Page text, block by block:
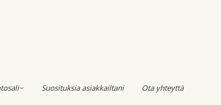
Suosituksia asiakkailtani Ota yhteyttä